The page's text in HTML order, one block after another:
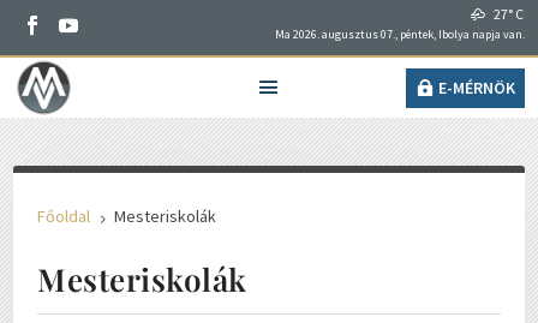
27° C
Ma 2026. augusztus 07., péntek, Ibolya napja van.
E-MÉRNÖK
Főoldal 5 Mesteriskolák
Mesteriskolák